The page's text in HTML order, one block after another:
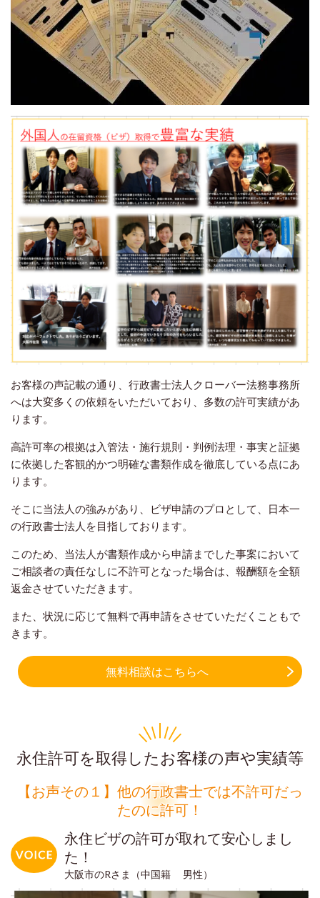
お客様の声記載の通り、行政書士法人クローバー法務事務所
へは大変多くの依頼をいただいており、多数の許可実績があ
ります。
高許可率の根拠は入管法・施行規則・判例法理・事実と証拠
に依拠した客観的かつ明確な書類作成を徹底している点にあ
ります。
そこに当法人の強みがあり、ビザ申請のプロとして、日本一
の行政書士法人を目指しております。
このため、当法人が書類作成から申請までした事案において
ご相談者の責任なしに不許可となった場合は、報酬額を全額
返金させていただきます。
また、状況に応じて無料で再申請をさせていただくこともで
きます。
無料相談はこちらへ
永住許可を取得したお客様の声や実績等
【お声その１】他の行政書士では不許可だっ
たのに許可！
永住ビザの許可が取れて安心しまし
た！
大阪市のRさま（中国籍 男性）